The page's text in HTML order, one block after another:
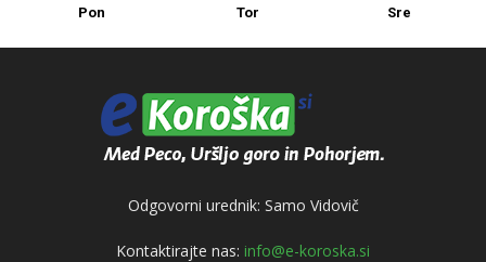
Pon
Tor
Sre
Odgovorni urednik: Samo Vidovič
Kontaktirajte nas: info@e-koroska.si